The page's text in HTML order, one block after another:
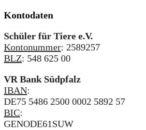
Kontodaten
Schüler für Tiere e.V.
Kontonummer: 2589257
BLZ: 548 625 00
VR Bank Südpfalz
IBAN:
DE75 5486 2500 0002 5892 57
BIC:
GENODE61SUW